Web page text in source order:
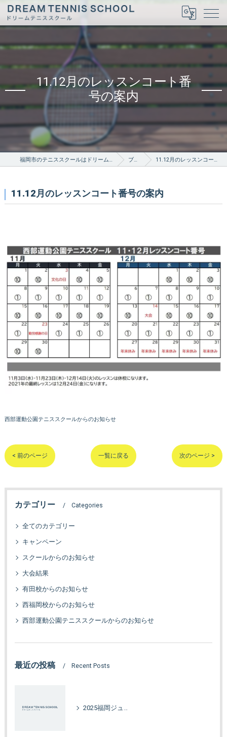
11.12月のレッスンコート番
号の案内
福岡市のテニススクールはドリームテニススクール ブログ 11.12月のレッスンコート番号の案内
11.12月のレッスンコート番号の案内
西部運動公園テニススクールからのお知らせ
< 前のページ 一覧に戻る 次のページ >
カテゴリー Categories
全てのカテゴリー
キャンペーン
スクールからのお知らせ
大会結果
有田校からのお知らせ
西福岡校からのお知らせ
西部運動公園テニススクールからのお知らせ
最近の投稿 Recent Posts
2025福岡ジュニアオータムカップ